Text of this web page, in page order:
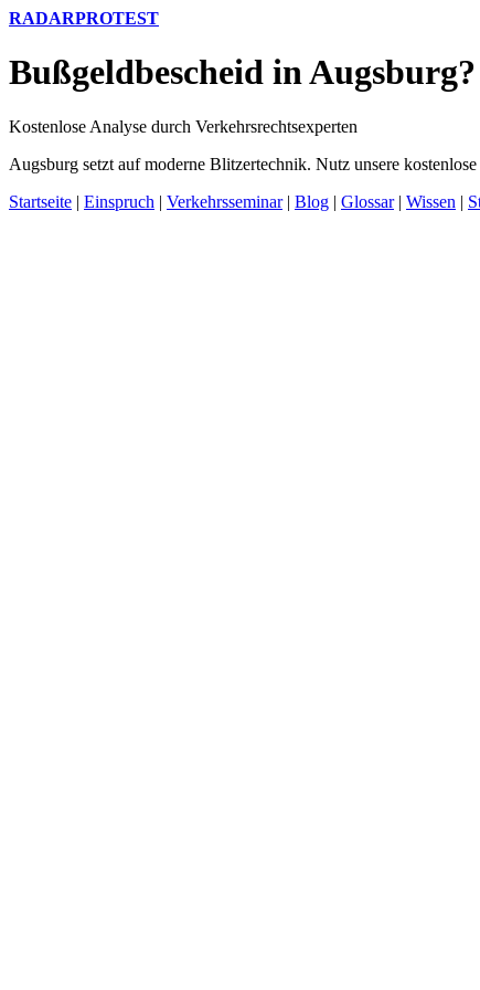
RADARPROTEST
Bußgeldbescheid in Augsburg?
Kostenlose Analyse durch Verkehrsrechtsexperten
Augsburg setzt auf moderne Blitzertechnik. Nutz unsere
Startseite | Einspruch | Verkehrsseminar| Blog | Glossar| Wissen |